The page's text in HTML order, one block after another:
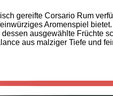
gereifte Corsario Rum
Aromenspiel
ausgewählte Früchte
aus malziger Tiefe und